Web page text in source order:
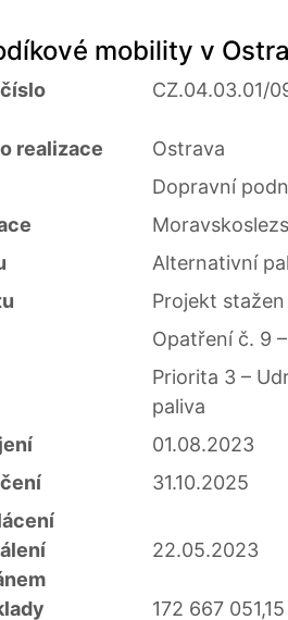
mobility v
CZ.04.03.01/
realizace
Ostrava
Dopravní
Alternativní
Projekt stažen
Opatření č. 9
Priorita 3 –
paliva
01.08.2023
31.10.2025
22.05.2023
172 667